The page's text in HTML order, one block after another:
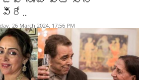
26 March 2024, 17:56 PM